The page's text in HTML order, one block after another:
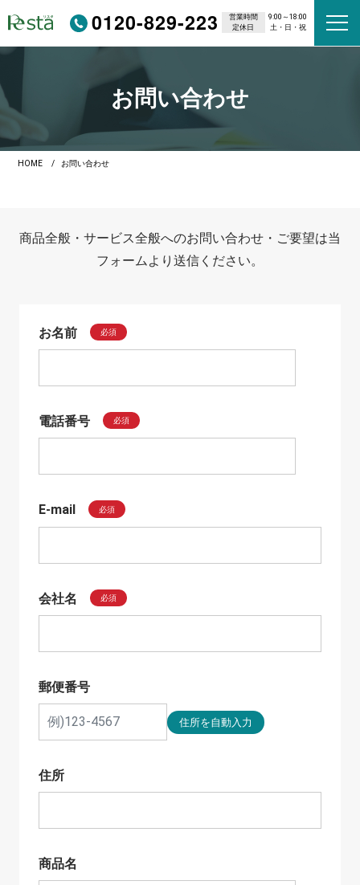
0120-829-223 営業時間
9:00～18:00
定休日
土・日・祝
お問い合わせ
HOME お問い合わせ
商品全般・サービス全般へのお問い合わせ・ご要望は当
フォームより送信ください。
お名前 必須
電話番号 必須
E-mail 必須
会社名 必須
郵便番号
住所
商品名